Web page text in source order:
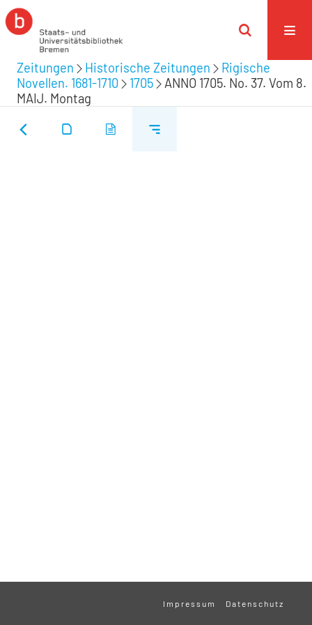
Zeitungen Historische Zeitungen
Rigische
Novellen. 1681-1710
1705
ANNO 1705. No. 37. Vom 8.
MAIJ. Montag
Impressum Datenschutz